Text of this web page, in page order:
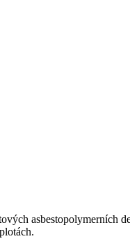
asbestopolymerních